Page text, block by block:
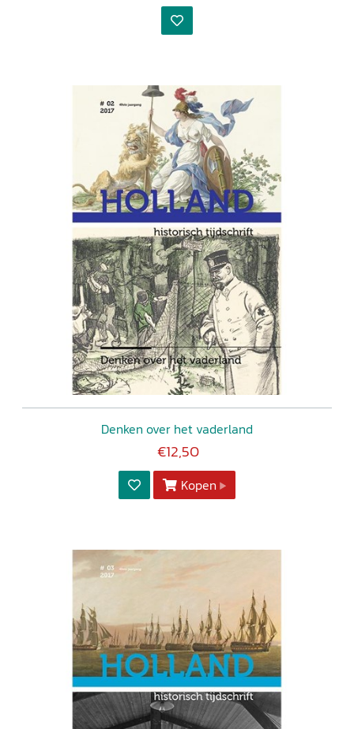
Denken over het vaderland
€12,50
Kopen